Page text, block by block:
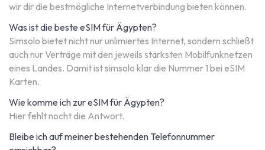
wir dir die bestmögliche Internetverbindung bieten können.
Was ist die beste eSIM für Ägypten?
Simsolo bietet nicht nur unlimiertes Internet, sondern schließt
auch nur Verträge mit den jeweils stärksten Mobilfunknetzen
eines Landes. Damit ist simsolo klar die Nummer 1 bei eSIM
Karten.
Wie komme ich zur eSIM für Ägypten?
Hier fehlt nocht die Antwort.
Bleibe ich auf meiner bestehenden Telefonnummer